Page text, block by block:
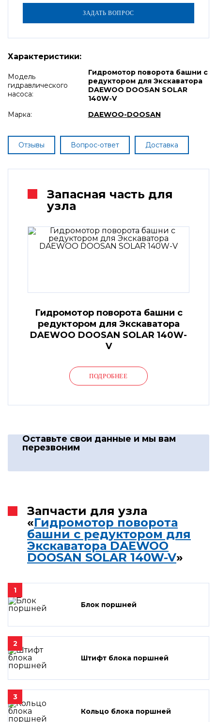
Характеристики:
Модель
гидравлического
насоса:
Гидромотор поворота башни с
редуктором для Экскаватора
DAEWOO DOOSAN SOLAR
140W-V
Марка:
DAEWOO-DOOSAN
Отзывы Вопрос-ответ Доставка
Запасная часть для
узла
Гидромотор поворота башни с
редуктором для Экскаватора
DAEWOO DOOSAN SOLAR 140W-
V
ПОДРОБНЕЕ
Оставьте свои данные и мы вам
перезвоним
Запчасти для узла
«Гидромотор поворота
башни с редуктором для
Экскаватора DAEWOO
DOOSAN SOLAR 140W-V»
1
Блок поршней
2
Штифт блока поршней
3
Кольцо блока поршней